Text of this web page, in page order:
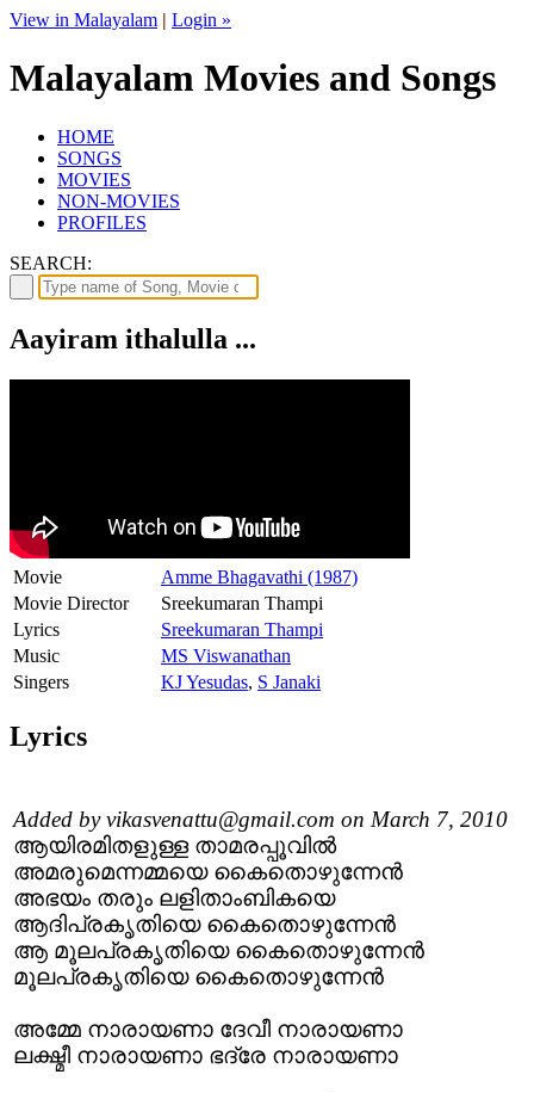
View in Malayalam | Login »
Malayalam Movies and Songs
HOME
SONGS
MOVIES
NON-MOVIES
PROFILES
SEARCH:
Aayiram ithalulla ...
Movie
Amme Bhagavathi (1987)
Movie Director
Sreekumaran Thampi
Lyrics
Sreekumaran Thampi
Music
MS Viswanathan
Singers
KJ Yesudas, S Janaki
Lyrics
Added by vikasvenattu@gmail.com on March 7, 2010
ആയിരമിതളുള്ള താമരപ്പൂവില്‍
അമരുമെന്നമ്മയെ കൈതൊഴുന്നേന്‍
അഭയം തരും ലളിതാംബികയെ
ആദിപ്രകൃതിയെ കൈതൊഴുന്നേന്‍
ആ മൂലപ്രകൃതിയെ കൈതൊഴുന്നേന്‍
മൂലപ്രകൃതിയെ കൈതൊഴുന്നേന്‍
അമ്മേ നാരായണാ ദേവീ നാരായണാ
ലക്ഷ്മീ നാരായണാ ഭദ്രേ നാരായണാ